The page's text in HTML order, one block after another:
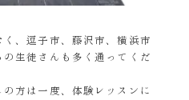
、逗子市、藤沢市、横浜市
生徒さんも多く通ってくだ
方は一度、体験レッスンに